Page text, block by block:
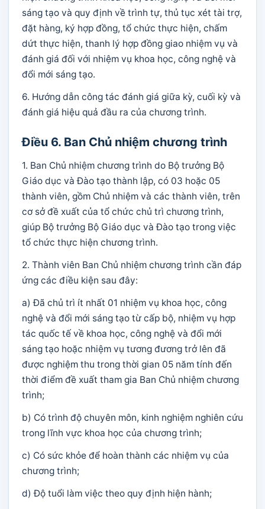
sáng tạo và quy định về trình tự, thủ tục xét tài trợ,
đặt hàng, ký hợp đồng, tổ chức thực hiện, chấm
dứt thực hiện, thanh lý hợp đồng giao nhiệm vụ và
đánh giá đối với nhiệm vụ khoa học, công nghệ và
đổi mới sáng tạo.
6. Hướng dẫn công tác đánh giá giữa kỳ, cuối kỳ và
đánh giá hiệu quả đầu ra của chương trình.
Điều 6. Ban Chủ nhiệm chương trình
1. Ban Chủ nhiệm chương trình do Bộ trưởng Bộ
Giáo dục và Đào tạo thành lập, có 03 hoặc 05
thành viên, gồm Chủ nhiệm và các thành viên, trên
cơ sở đề xuất của tổ chức chủ trì chương trình,
giúp Bộ trưởng Bộ Giáo dục và Đào tạo trong việc
tổ chức thực hiện chương trình.
2. Thành viên Ban Chủ nhiệm chương trình cần đáp
ứng các điều kiện sau đây:
a) Đã chủ trì ít nhất 01 nhiệm vụ khoa học, công
nghệ và đổi mới sáng tạo từ cấp bộ, nhiệm vụ hợp
tác quốc tế về khoa học, công nghệ và đổi mới
sáng tạo hoặc nhiệm vụ tương đương trở lên đã
được nghiệm thu trong thời gian 05 năm tính đến
thời điểm đề xuất tham gia Ban Chủ nhiệm chương
trình;
b) Có trình độ chuyên môn, kinh nghiệm nghiên cứu
trong lĩnh vực khoa học của chương trình;
c) Có sức khỏe để hoàn thành các nhiệm vụ của
chương trình;
d) Độ tuổi làm việc theo quy định hiện hành;